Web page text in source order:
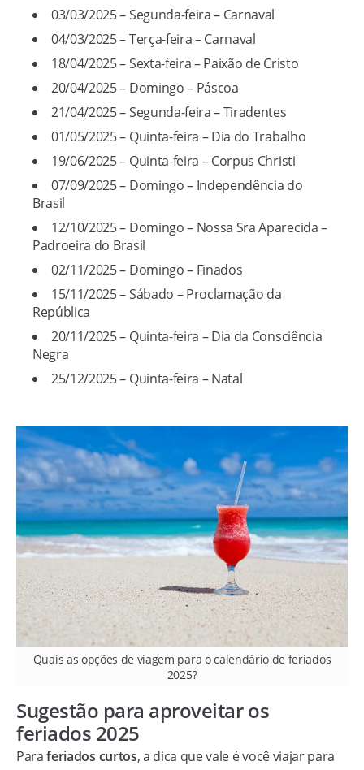
03/03/2025 – Segunda-feira – Carnaval
04/03/2025 – Terça-feira – Carnaval
18/04/2025 – Sexta-feira – Paixão de Cristo
20/04/2025 – Domingo – Páscoa
21/04/2025 – Segunda-feira – Tiradentes
01/05/2025 – Quinta-feira – Dia do Trabalho
19/06/2025 – Quinta-feira – Corpus Christi
07/09/2025 – Domingo – Independência do
Brasil
12/10/2025 – Domingo – Nossa Sra Aparecida –
Padroeira do Brasil
02/11/2025 – Domingo – Finados
15/11/2025 – Sábado – Proclamação da
República
20/11/2025 – Quinta-feira – Dia da Consciência
Negra
25/12/2025 – Quinta-feira – Natal
Quais as opções de viagem para o calendário de feriados
2025?
Sugestão para aproveitar os
feriados 2025
Paraferiados curtos, a dica que vale é você viajar para